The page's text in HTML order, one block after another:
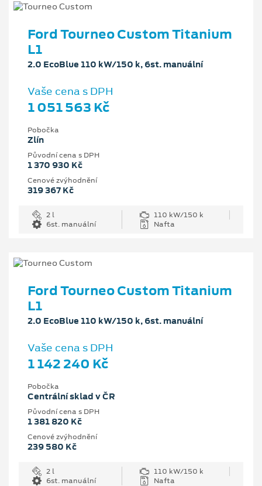
Ford Tourneo Custom Titanium
L1
2.0 EcoBlue 110 kW/150 k, 6st. manuální
Vaše cena s DPH
1 051 563 Kč
Pobočka
Zlín
Původní cena s DPH
1 370 930 Kč
Cenové zvýhodnění
319 367 Kč
2 l
110 kW/150 k
6st. manuální
Nafta
Ford Tourneo Custom Titanium
L1
2.0 EcoBlue 110 kW/150 k, 6st. manuální
Vaše cena s DPH
1 142 240 Kč
Pobočka
Centrální sklad v ČR
Původní cena s DPH
1 381 820 Kč
Cenové zvýhodnění
239 580 Kč
2 l
110 kW/150 k
6st. manuální
Nafta